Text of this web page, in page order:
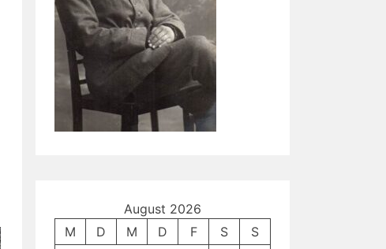
August 2026
M
D M D F S
S